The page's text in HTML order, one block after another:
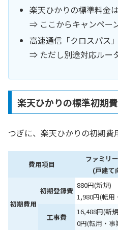
楽天ひかりの標準料金
⇒ ここからキャンペー
高速通信「クロスパス
⇒ ただし別途対応ルー
楽天ひかりの標準初期
つぎに、楽天ひかりの初期費
費用項目
ファミリ
(戸建て
初期費用
初期登録費
880円(新規)
1,980円(転用
工事費
16,488円(新
0円(転用・事